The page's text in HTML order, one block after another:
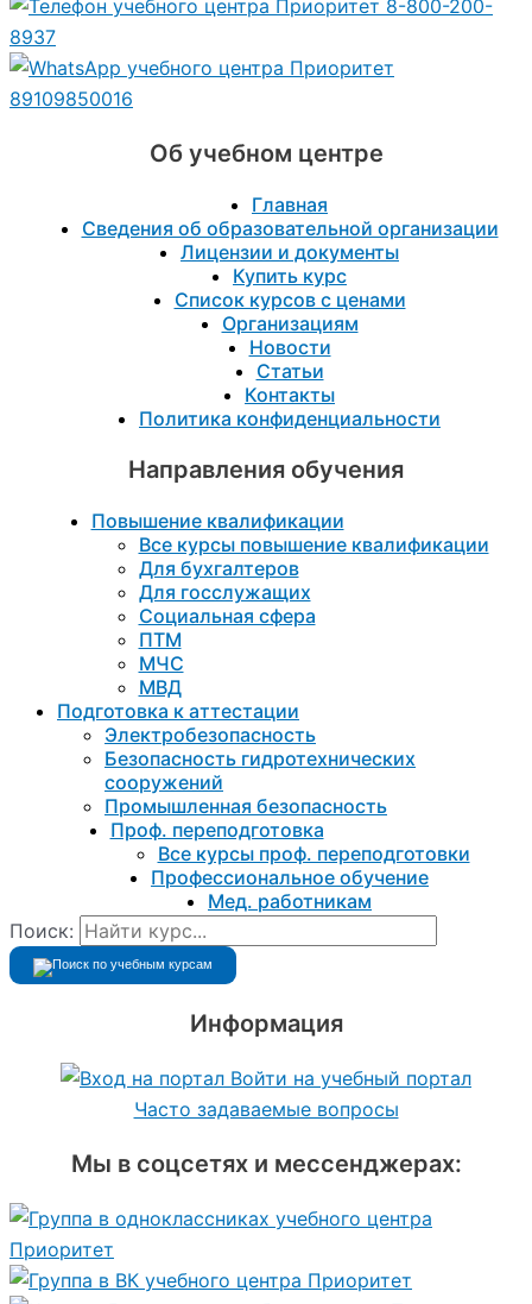
8-800-200-
8937
89109850016
Об учебном центре
Главная
Сведения об образовательной организации
Лицензии и документы
Купить курс
Список курсов с ценами
Организациям
Новости
Статьи
Контакты
Политика конфиденциальности
Направления обучения
Повышение квалификации
Все курсы повышение квалификации
Для бухгалтеров
Для госслужащих
Социальная сфера
ПТМ
МЧС
МВД
Подготовка к aттестации
Электробезопасность
Безопасность гидротехнических
сооружений
Промышленная безопасность
Проф. переподготовка
Все курсы проф. переподготовки
Профессиональное обучение
Мед. работникам
Поиск:
Информация
Войти на учебный портал
Часто задаваемые вопросы
Мы в соцсетях и мессенджерах: